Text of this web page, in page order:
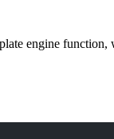
engine